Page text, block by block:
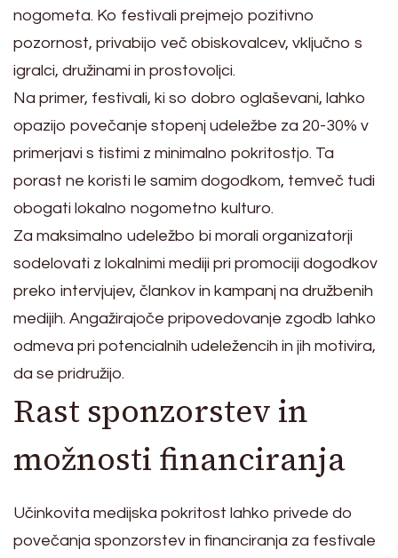
nogometa. Ko festivali prejmejo pozitivno
pozornost, privabijo več obiskovalcev, vključno s
igralci, družinami in prostovoljci.
Na primer, festivali, ki so dobro oglaševani, lahko
opazijo povečanje stopenj udeležbe za 20-30% v
primerjavi s tistimi z minimalno pokritostjo. Ta
porast ne koristi le samim dogodkom, temveč tudi
obogati lokalno nogometno kulturo.
Za maksimalno udeležbo bi morali organizatorji
sodelovati z lokalnimi mediji pri promociji dogodkov
preko intervjujev, člankov in kampanj na družbenih
medijih. Angažirajoče pripovedovanje zgodb lahko
odmeva pri potencialnih udeležencih in jih motivira,
da se pridružijo.
Rast sponzorstev in
možnosti financiranja
Učinkovita medijska pokritost lahko privede do
povečanja sponzorstev in financiranja za festivale